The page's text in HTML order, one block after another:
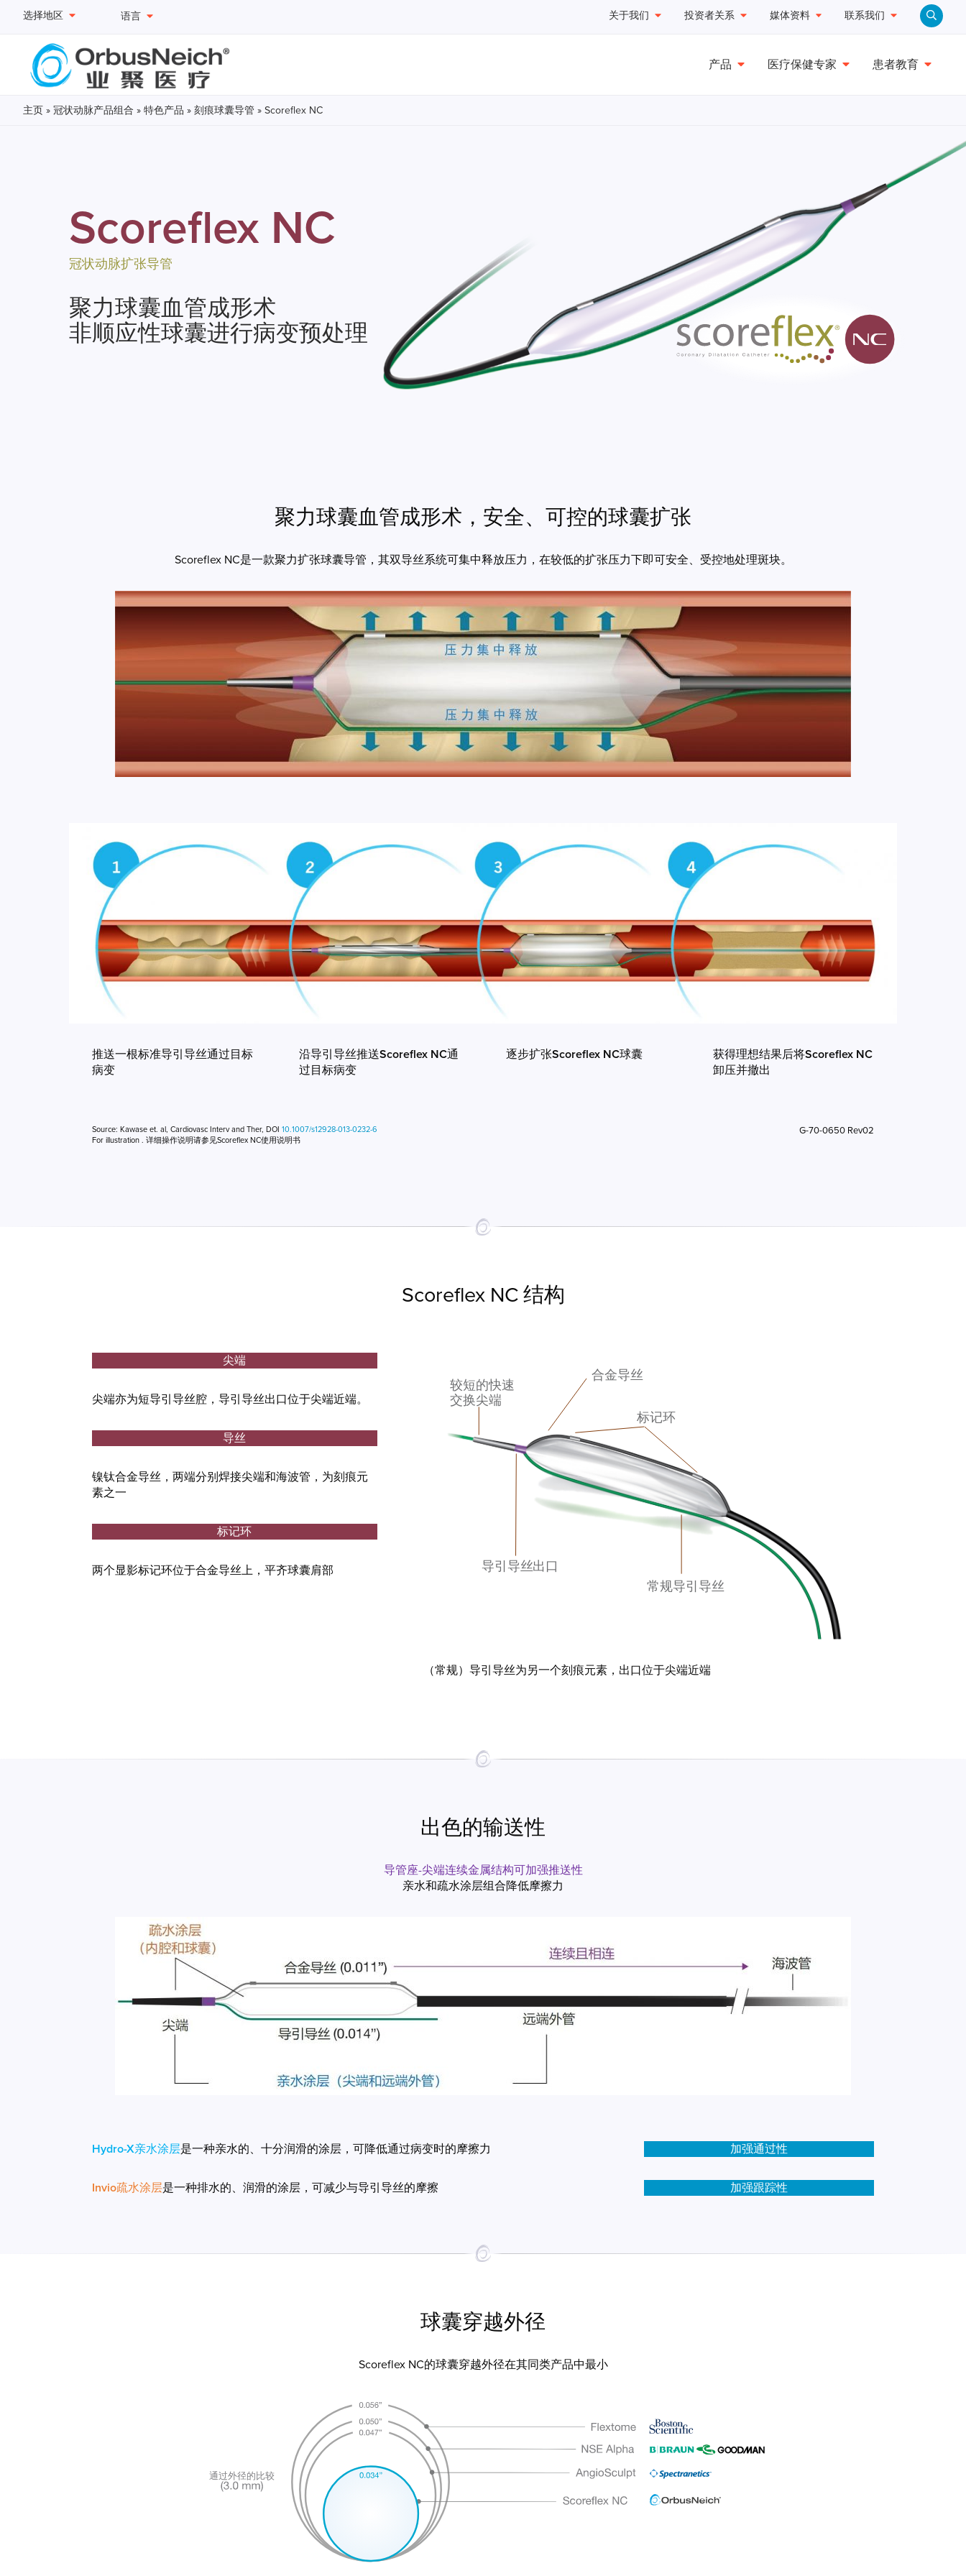
选择地区 语言 关于我们 投资者关系 媒体资料 联系我们
产品 医疗保健专家 患者教育
主页 » 冠状动脉产品组合 » 特色产品 » 刻痕球囊导管 » Scoreflex NC
Scoreflex NC
冠状动脉扩张导管
聚力球囊血管成形术
非顺应性球囊进行病变预处理
聚力球囊血管成形术，安全、可控的球囊扩张
Scoreflex NC是一款聚力扩张球囊导管，其双导丝系统可集中释放压力，在较低的扩张压力下即可安全、受控地处理斑块。
推送一根标准导引导丝通过目标
病变
沿导引导丝推送Scoreflex NC通
过目标病变
逐步扩张Scoreflex NC球囊
获得理想结果后将Scoreflex NC
卸压并撤出
Source: Kawase et. al, Cardiovasc Interv and Ther, DOI 10.1007/s12928-013-0232-6
For illustration . 详细操作说明请参见Scoreflex NC使用说明书
G-70-0650 Rev02
Scoreflex NC 结构
尖端
尖端亦为短导引导丝腔，导引导丝出口位于尖端近端。
导丝
镍钛合金导丝，两端分别焊接尖端和海波管，为刻痕元
素之一
标记环
两个显影标记环位于合金导丝上，平齐球囊肩部
（常规）导引导丝为另一个刻痕元素，出口位于尖端近端
出色的输送性
导管座-尖端连续金属结构可加强推送性
亲水和疏水涂层组合降低摩擦力
Hydro-X亲水涂层是一种亲水的、十分润滑的涂层，可降低通过病变时的摩擦力 加强通过性
Invio疏水涂层是一种排水的、润滑的涂层，可减少与导引导丝的摩擦 加强跟踪性
球囊穿越外径
Scoreflex NC的球囊穿越外径在其同类产品中最小